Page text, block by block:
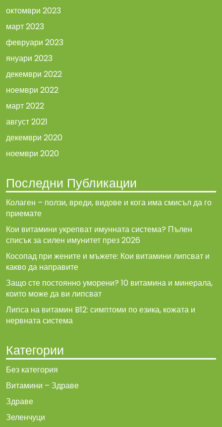
октомври 2023
март 2023
февруари 2023
януари 2023
декември 2022
ноември 2022
март 2022
август 2021
декември 2020
ноември 2020
Последни Публикации
Колаген – ползи, вреди, видове и кога има смисъл да го
приемате
Кои витамини укрепват имунната система? Пълен
списък за силен имунитет през 2026
Косопад при жените и мъжете: Кои витамини липсват и
какво да направите
Защо сте постоянно уморени? 10 витамина и минерала,
които може да ви липсват
Липса на витамин B12: симптоми по езика, кожата и
нервната система
Категории
Без категория
Витамини – Здраве
Здраве
Зеленчуци